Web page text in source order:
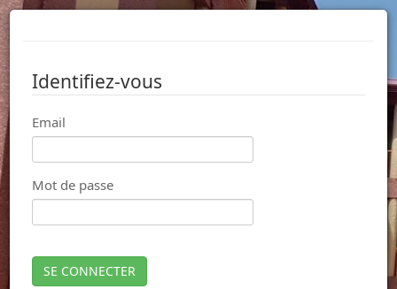
Identifiez-vous
Email
Mot de passe
SE CONNECTER